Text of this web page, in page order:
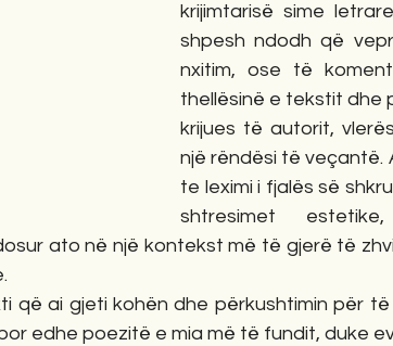
krijimtarisë sime
shpesh ndodh që
nxitim, ose të
thellësinë e tekstit dhe
krijues të autorit,
një rëndësi të veçantë.
te leximi i fjalës së
shtresimet
ato në një kontekst më të gjerë të
që ai gjeti kohën dhe përkushtimin për
edhe poezitë e mia më të fundit, duke